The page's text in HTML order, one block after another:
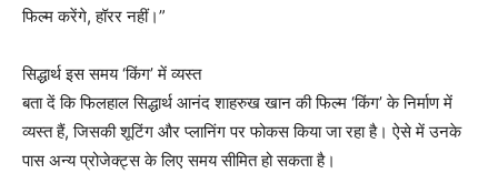
फिल्म करेंगे, हॉरर नहीं।”
सिद्धार्थ इस समय ‘किंग’ में व्यस्त
बता दें कि फिलहाल सिद्धार्थ आनंद शाहरुख खान की फिल्म ‘किंग’ के निर्माण में
व्यस्त हैं, जिसकी शूटिंग और प्लानिंग पर फोकस किया जा रहा है। ऐसे में उनके
पास अन्य प्रोजेक्ट्स के लिए समय सीमित हो सकता है।